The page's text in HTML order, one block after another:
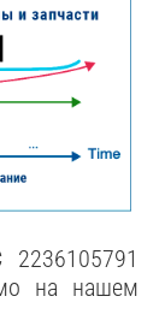
на нашем